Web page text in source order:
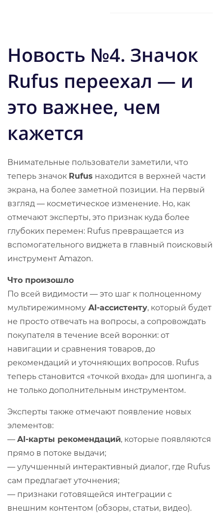
Новость №4. Значок
Rufus переехал — и
это важнее, чем
кажется
Внимательные пользователи заметили, что
теперь значок Rufus находится в верхней части
экрана, на более заметной позиции. На первый
взгляд — косметическое изменение. Но, как
отмечают эксперты, это признак куда более
глубоких перемен: Rufus превращается из
вспомогательного виджета в главный поисковый
инструмент Amazon.
Что произошло
По всей видимости — это шаг к полноценному
мультирежимному AI-ассистенту, который будет
не просто отвечать на вопросы, а сопровождать
покупателя в течение всей воронки: от
навигации и сравнения товаров, до
рекомендаций и уточняющих вопросов. Rufus
теперь становится «точкой входа» для шопинга, а
не только дополнительным инструментом.
Эксперты также отмечают появление новых
элементов:
— AI-карты рекомендаций, которые появляются
прямо в потоке выдачи;
— улучшенный интерактивный диалог, где Rufus
сам предлагает уточнения;
— признаки готовящейся интеграции с
внешним контентом (обзоры, статьи, видео).